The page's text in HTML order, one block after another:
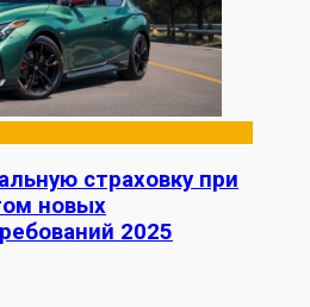
страховку при
новых
2025